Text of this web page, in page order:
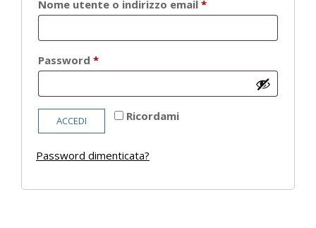
Nome utente o indirizzo email *Richiesto
Password *Richiesto
Ricordami
ACCEDI
Password dimenticata?